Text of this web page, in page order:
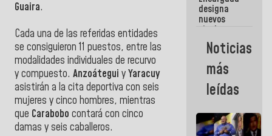
Guaira.
Cada una de las referidas entidades
se consiguieron 11 puestos, entre las
modalidades individuales de recurvo
y compuesto. Anzoátegui yYaracuy
asistirán a la cita deportiva con seis
mujeres y cinco hombres, mientras
que Carabobo contará con cinco
damas y seis caballeros.
designa
nuevos
titulares en
Viceministerio
de Energía
Eléctrica y
CORPOELEC
Noticias
más
leídas